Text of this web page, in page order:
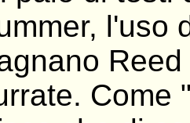
l'uso
Come